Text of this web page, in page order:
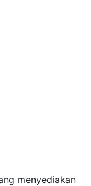
menyediakan